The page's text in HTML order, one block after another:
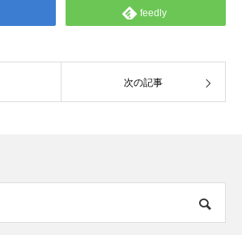
feedly
次の記事